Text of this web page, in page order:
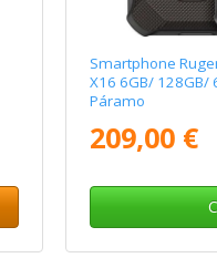
Smartphone
X16 6GB/
Páramo
209,00 €